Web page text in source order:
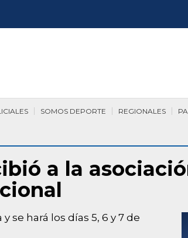
REGIONALES
SOMOS DEPORTE
a la
se hará los días 5, 6 y 7 de